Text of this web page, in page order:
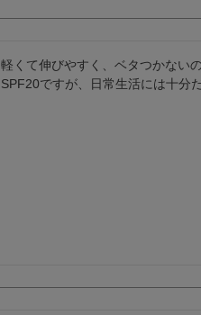
軽くて伸びやすく、ベタつかない
SPF20ですが、日常生活には十分